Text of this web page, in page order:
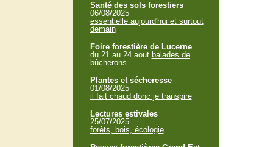
Santé des sols forestiers
06/08/2025
essentielle aujourd'hui et surtout
demain
Foire forestière de Lucerne
du 21 au 24 aout balades de
bûcherons
Plantes et sécheresse
01/08/2025
il fait chaud donc je transpire
Lectures estivales
25/07/2025
forêts, bois, écologie